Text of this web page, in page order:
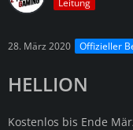
Leitung
28. März 2020 Offizieller
HELLION
Kostenlos bis Ende